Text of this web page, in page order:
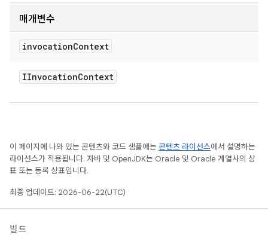
매개변수
invocationContext
IInvocationContext
이 페이지에 나와 있는 콘텐츠와 코드 샘플에는 콘텐츠 라이선스에서 설명하는
라이선스가 적용됩니다. 자바 및 OpenJDK는 Oracle 및 Oracle 계열사의 상
표 또는 등록 상표입니다.
최종 업데이트: 2026-06-22(UTC)
빌드